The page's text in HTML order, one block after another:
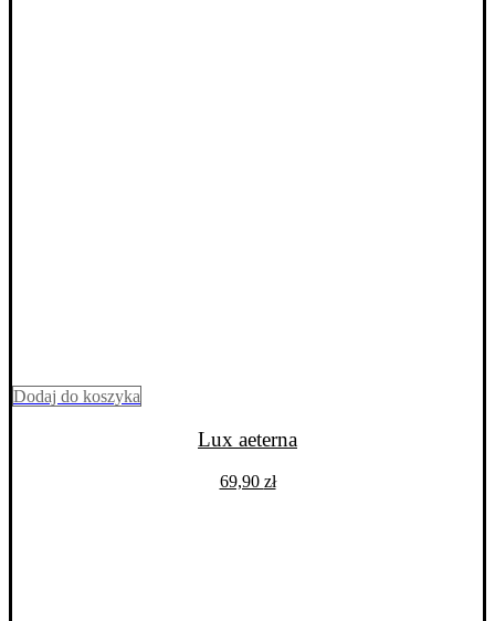
Dodaj do koszyka
Lux aeterna
69,90 zł